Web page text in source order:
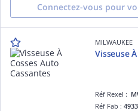
Connectez-vous pour
MILWAUKEE
Visseuse
Réf Rexel :
Réf Fab :